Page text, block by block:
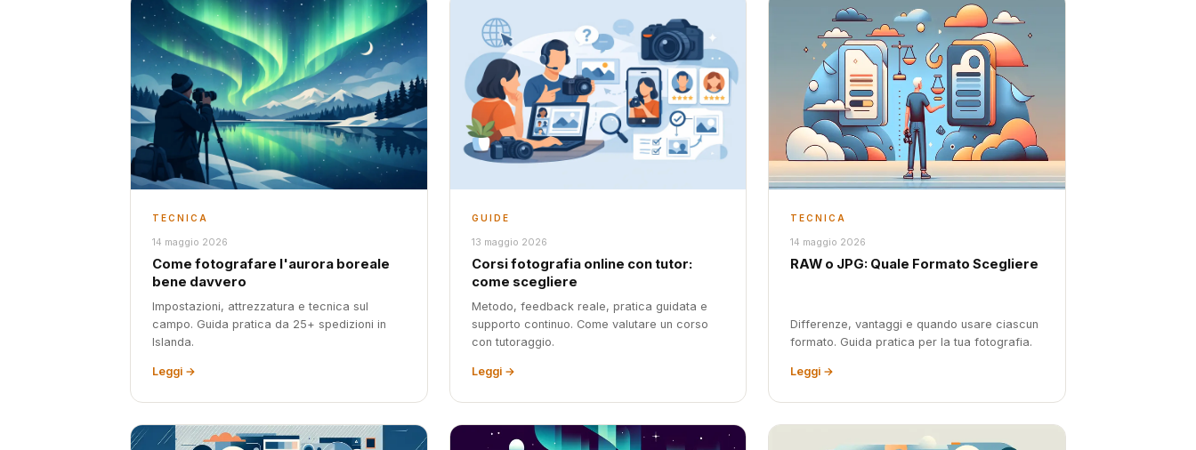
TECNICA
14 maggio 2026
Come fotografare l'aurora boreale
bene davvero
Impostazioni, attrezzatura e tecnica sul
campo. Guida pratica da 25+ spedizioni in
Islanda.
Leggi →
GUIDE
13 maggio 2026
Corsi fotografia online con tutor:
come scegliere
Metodo, feedback reale, pratica guidata e
supporto continuo. Come valutare un corso
con tutoraggio.
Leggi →
TECNICA
14 maggio 2026
RAW o JPG: Quale Formato Scegliere
Differenze, vantaggi e quando usare ciascun
formato. Guida pratica per la tua fotografia.
Leggi →